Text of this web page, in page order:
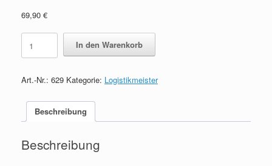
69,90 €
Logistikmeister
Das
Wissen
In den Warenkorb
Art.-Nr.: 629 Kategorie: Logistikmeister
Beschreibung
Beschreibung